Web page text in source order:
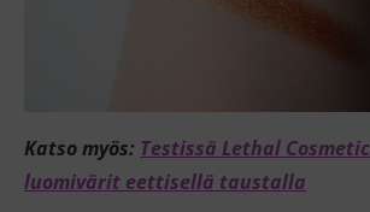
Katso myös: Testissä Lethal
luomivärit eettisellä taustalla